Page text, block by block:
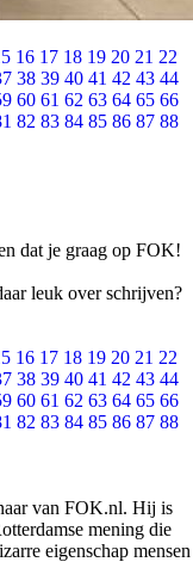
16 17 18 19 20 21 22
38 39 40 41 42 43 44
60 61 62 63 64 65 66
82 83 84 85 86 87 88
dat je graag op FOK!
leuk over schrijven?
16 17 18 19 20 21 22
38 39 40 41 42 43 44
60 61 62 63 64 65 66
82 83 84 85 86 87 88
van FOK.nl. Hij is
mening die
eigenschap mensen